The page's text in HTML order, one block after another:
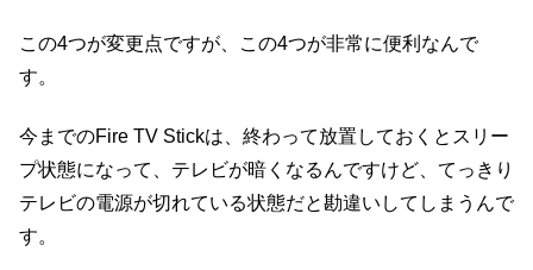
この4つが変更点ですが、この4つが非常に便利なんで
す。
今までのFire TV Stickは、終わって放置しておくとスリー
プ状態になって、テレビが暗くなるんですけど、てっきり
テレビの電源が切れている状態だと勘違いしてしまうんで
す。